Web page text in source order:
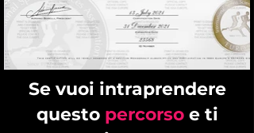
Se vuoi intraprendere
questo percorsoe ti